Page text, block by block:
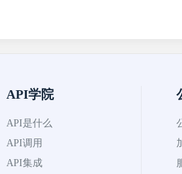
API学院
API是什么
API调用
API集成